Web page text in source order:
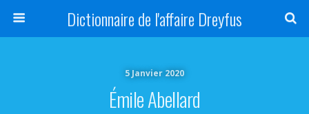
Dictionnaire de l'affaire Dreyfus
5 Janvier 2020
Émile Abellard